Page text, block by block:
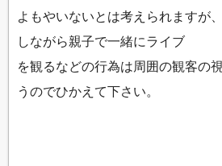
よもやいないとは考えられますが
しながら親子で一緒にライブ
を観るなどの行為は周囲の観客の
うのでひかえて下さい。